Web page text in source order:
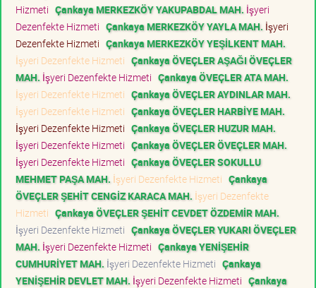
Hizmeti Çankaya MERKEZKÖY YAKUPABDAL MAH. İşyeri
Dezenfekte Hizmeti Çankaya MERKEZKÖY YAYLA MAH. İşyeri
Dezenfekte Hizmeti Çankaya MERKEZKÖY YEŞİLKENT MAH.
İşyeri Dezenfekte Hizmeti Çankaya ÖVEÇLER AŞAĞI ÖVEÇLER
MAH. İşyeri Dezenfekte Hizmeti Çankaya ÖVEÇLER ATA MAH.
İşyeri Dezenfekte Hizmeti Çankaya ÖVEÇLER AYDINLAR MAH.
İşyeri Dezenfekte Hizmeti Çankaya ÖVEÇLER HARBİYE MAH.
İşyeri Dezenfekte Hizmeti Çankaya ÖVEÇLER HUZUR MAH.
İşyeri Dezenfekte Hizmeti Çankaya ÖVEÇLER ÖVEÇLER MAH.
İşyeri Dezenfekte Hizmeti Çankaya ÖVEÇLER SOKULLU
MEHMET PAŞA MAH. İşyeri Dezenfekte Hizmeti Çankaya
ÖVEÇLER ŞEHİT CENGİZ KARACA MAH. İşyeri Dezenfekte
Hizmeti Çankaya ÖVEÇLER ŞEHİT CEVDET ÖZDEMİR MAH.
İşyeri Dezenfekte Hizmeti Çankaya ÖVEÇLER YUKARI ÖVEÇLER
MAH. İşyeri Dezenfekte Hizmeti Çankaya YENİŞEHİR
CUMHURİYET MAH. İşyeri Dezenfekte Hizmeti Çankaya
YENİŞEHİR DEVLET MAH. İşyeri Dezenfekte Hizmeti Çankaya